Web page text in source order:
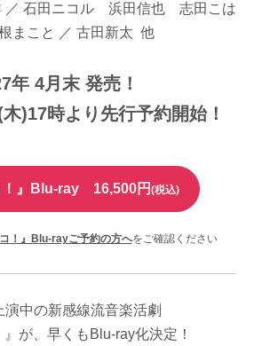
／ 石田ニコル 浜田信也 志田こは
まこと ／ 古田新太 他
年 4月末 発売！
)17時より先行予約開始！
！』Blu-ray 16,500円 (税込)
コ！』Blu-rayご予約の方へをご確認ください
演中の新感線流音楽活劇
』が、早くもBlu-ray化決定！